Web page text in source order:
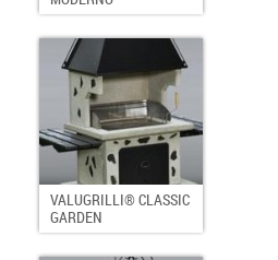
VALUGRILLI® CLASSIC
GARDEN